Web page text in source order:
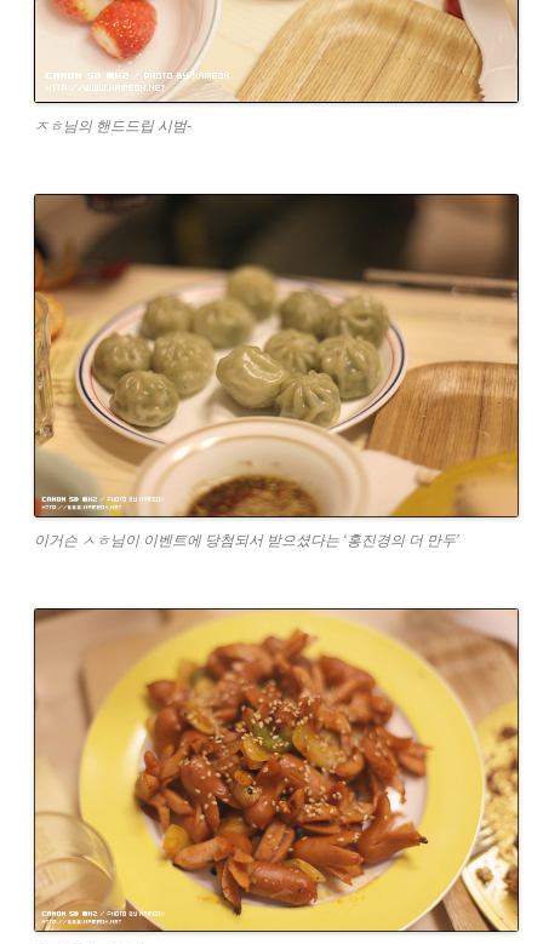
ㅈㅎ님의 핸드드립 시범-
이거슨 ㅅㅎ님이 이벤트에 당첨되서 받으셨다는 ‘홍진경의 더 만두’